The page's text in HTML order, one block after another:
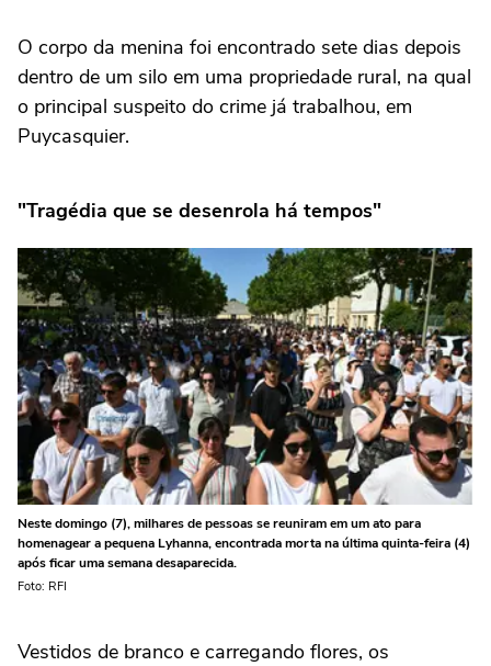
O corpo da menina foi encontrado sete dias depois
dentro de um silo em uma propriedade rural, na qual
o principal suspeito do crime já trabalhou, em
Puycasquier.
"Tragédia que se desenrola há tempos"
Neste domingo (7), milhares de pessoas se reuniram em um ato para
homenagear a pequena Lyhanna, encontrada morta na última quinta-feira (4)
após ficar uma semana desaparecida.
Foto: RFI
Vestidos de branco e carregando flores, os